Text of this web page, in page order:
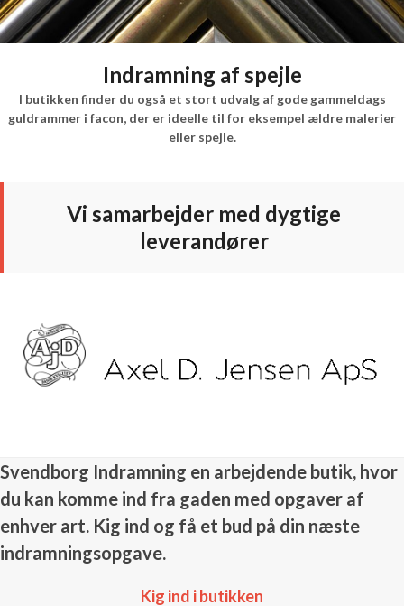
Indramning af spejle
I butikken finder du også et stort udvalg af gode gammeldags
guldrammer i facon, der er ideelle til for eksempel ældre malerier
eller spejle.
Vi samarbejder med dygtige
leverandører
the
carousel
navigation
buttons
Svendborg Indramning en arbejdende butik, hvor
du kan komme ind fra gaden med opgaver af
enhver art. Kig ind og få et bud på din næste
indramningsopgave.
Kig ind i butikken